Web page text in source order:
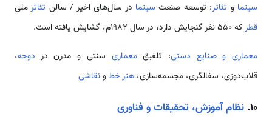
سینما و تئاتر: توسعه صنعت سینما در سال‌های اخیر / سالن تئاترملی
قطرکه 550 نفر گنجایش دارد، در سال 1982م، گشایش یافته است.
معماری و صنایع دستی: تلفیقمعماری سنتی و مدرن در دوحه،
قلاب‌دوزی، سفالگری، مجسمه‌سازی، هنرخطونقاشی
۱۰. نظام آموزش، تحقیقات و فناوری